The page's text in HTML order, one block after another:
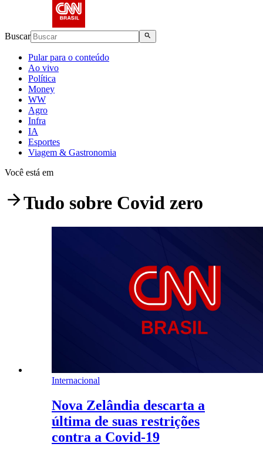
Buscar
Pular para o conteúdo
Ao vivo
Política
Money
WW
Agro
Infra
IA
Esportes
Viagem & Gastronomia
Você está em
Tudo sobre Covid zero
Internacional
Nova Zelândia descarta a
última de suas restrições
contra a Covid-19